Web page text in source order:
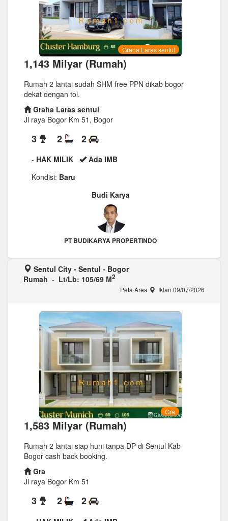
Graha Laras sentul
1,143 Milyar (Rumah)
Rumah 2 lantai sudah SHM free PPN dikab bogor
dekat dengan tol.
Graha Laras sentul
Jl raya Bogor Km 51, Bogor
3 2 2
- HAK MILIK
Ada IMB
Kondisi: Baru
Budi Karya
PT BUDIKARYA PROPERTINDO
Sentul City - Sentul - Bogor
Rumah - Lt/Lb: 105/69 M2
Peta Area Iklan 09/07/2026
Gra
1,583 Milyar (Rumah)
Rumah 2 lantai siap huni tanpa DP di Sentul Kab
Bogor cash back booking.
Gra
Jl raya Bogor Km 51
3 2 2